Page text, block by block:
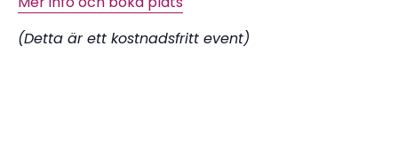
(Detta är ett kostnadsfritt event)